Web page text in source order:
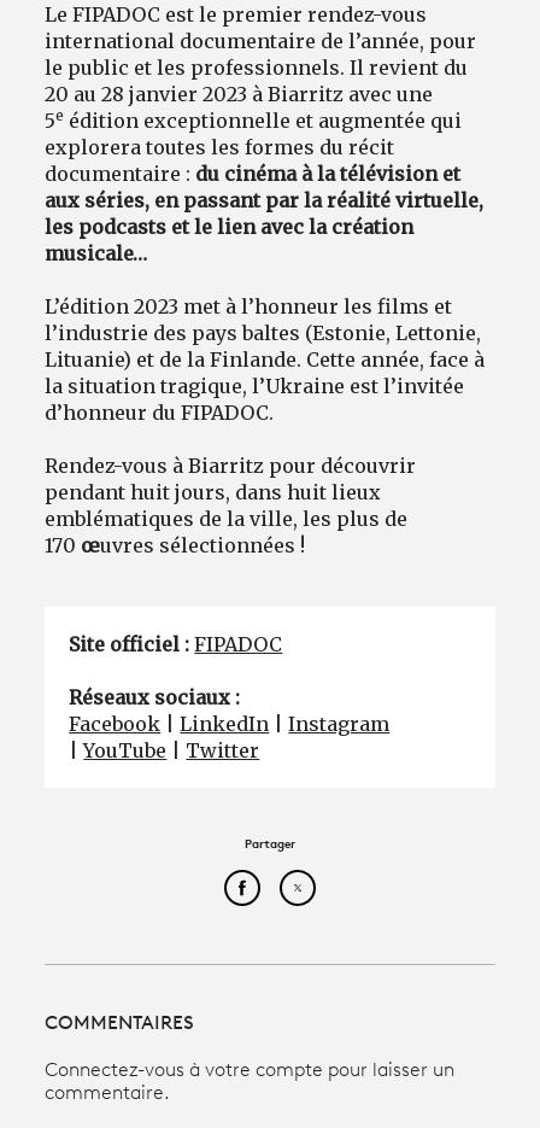
Le FIPADOC est le premier rendez-vous
international documentaire de l’année, pour
le public et les professionnels. Il revient du
20 au 28 janvier 2023 à Biarritz avec une
5e édition exceptionnelle et augmentée qui
explorera toutes les formes du récit
documentaire : du cinéma à la télévision et
aux séries, en passant par la réalité virtuelle,
les podcasts et le lien avec la création
musicale…
L’édition 2023 met à l’honneur les films et
l’industrie des pays baltes (Estonie, Lettonie,
Lituanie) et de la Finlande. Cette année, face à
la situation tragique, l’Ukraine est l’invitée
d’honneur du FIPADOC.
Rendez-vous à Biarritz pour découvrir
pendant huit jours, dans huit lieux
emblématiques de la ville, les plus de
170 œuvres sélectionnées !
Site officiel :FIPADOC
Réseaux sociaux :
Facebook |LinkedIn |Instagram
|YouTube Twitter
Partager
Partager cet article sur
Partager cet article sur
COMMENTAIRES
Connectez-vous à votre compte pour laisser un
commentaire.